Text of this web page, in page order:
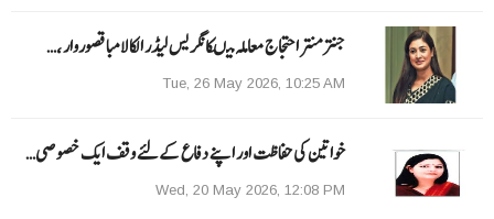
جنتر منتر احتجاج معاملہ میںکانگریس لیڈر الکا لامبا قصوروار ،…
Tue, 26 May 2026, 10:25 AM
خواتین کی حفاظت اور اپنے دفاع کےلئے وقف ایک خصوصی…
Wed, 20 May 2026, 12:08 PM